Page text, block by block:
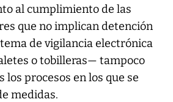
al cumplimiento de las
que no implican detención
de vigilancia electrónica
o tobilleras— tampoco
los procesos en los que se
medidas.